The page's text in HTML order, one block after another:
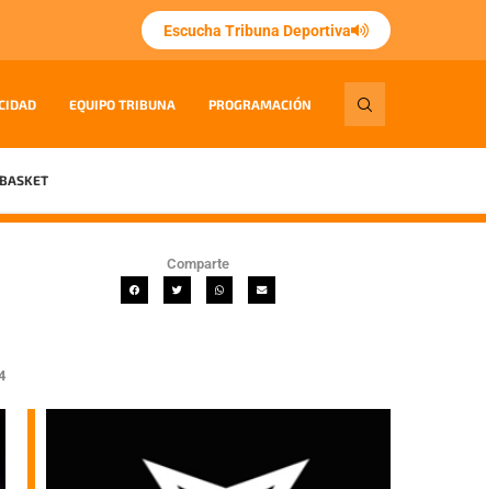
Escucha Tribuna Deportiva
EQUIPO TRIBUNA PROGRAMACIÓN
Comparte